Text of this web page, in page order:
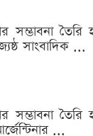
তৈরি
সাংবাদিক ...
তৈরি
...